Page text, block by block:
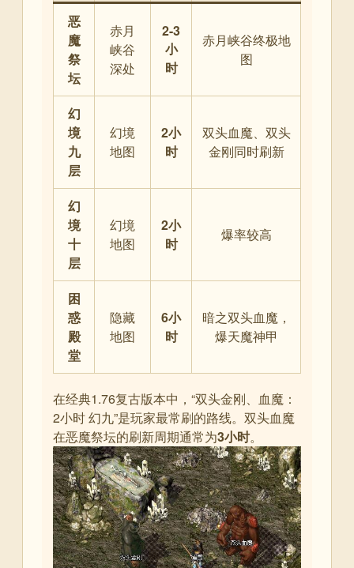
恶
魔
祭
坛
赤月
峡谷
深处
2-3
小
时
赤月峡谷终极地
图
幻
境
九
层
幻境
地图
2小
时
双头血魔、双头
金刚同时刷新
幻
境
十
层
幻境
地图
2小
时
爆率较高
困
惑
殿
堂
隐藏
地图
6小
时
暗之双头血魔，
爆天魔神甲
在经典1.76复古版本中，“双头金刚、血魔：
2小时 幻九”是玩家最常刷的路线。双头血魔
在恶魔祭坛的刷新周期通常为3小时。